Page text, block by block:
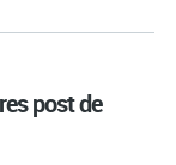
post de